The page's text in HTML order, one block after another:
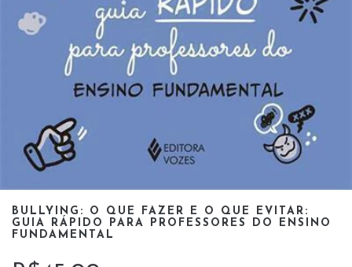
BULLYING: O QUE FAZER E O QUE EVITAR:
GUIA RÁPIDO PARA PROFESSORES DO ENSINO
FUNDAMENTAL